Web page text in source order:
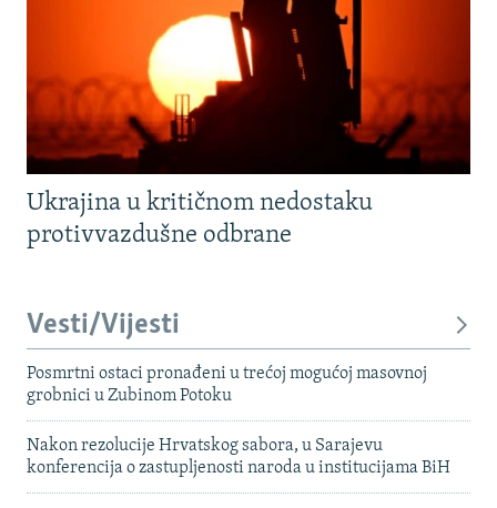
Ukrajina u kritičnom nedostaku
protivvazdušne odbrane
Vesti/Vijesti
Posmrtni ostaci pronađeni u trećoj mogućoj masovnoj
grobnici u Zubinom Potoku
Nakon rezolucije Hrvatskog sabora, u Sarajevu
konferencija o zastupljenosti naroda u institucijama BiH